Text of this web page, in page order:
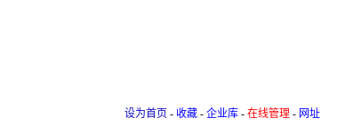
设为首页 - 收藏 - 企业库 - 在线管理 - 网址